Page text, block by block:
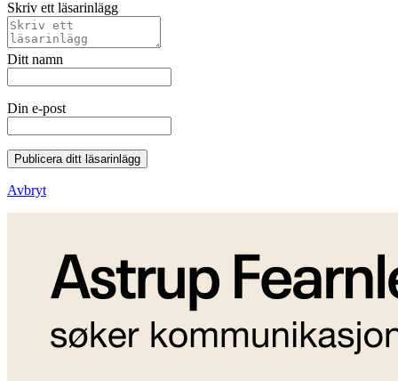
Skriv ett läsarinlägg
Ditt namn
Din e-post
Publicera ditt läsarinlägg
Avbryt